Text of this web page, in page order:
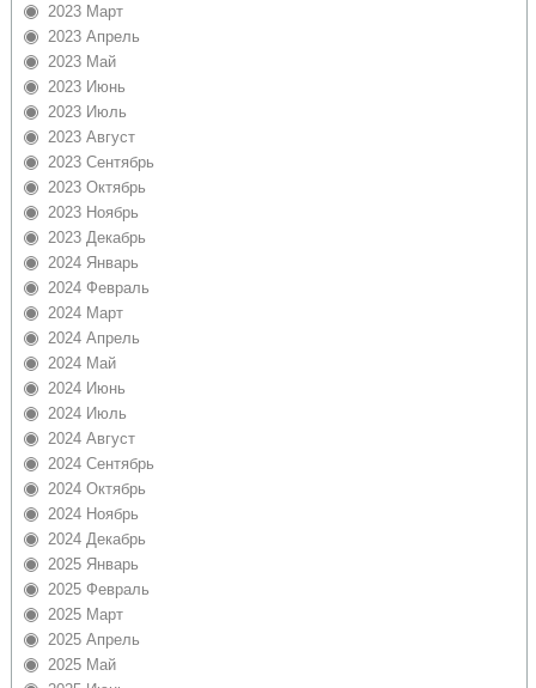
2023 Март
2023 Апрель
2023 Май
2023 Июнь
2023 Июль
2023 Август
2023 Сентябрь
2023 Октябрь
2023 Ноябрь
2023 Декабрь
2024 Январь
2024 Февраль
2024 Март
2024 Апрель
2024 Май
2024 Июнь
2024 Июль
2024 Август
2024 Сентябрь
2024 Октябрь
2024 Ноябрь
2024 Декабрь
2025 Январь
2025 Февраль
2025 Март
2025 Апрель
2025 Май